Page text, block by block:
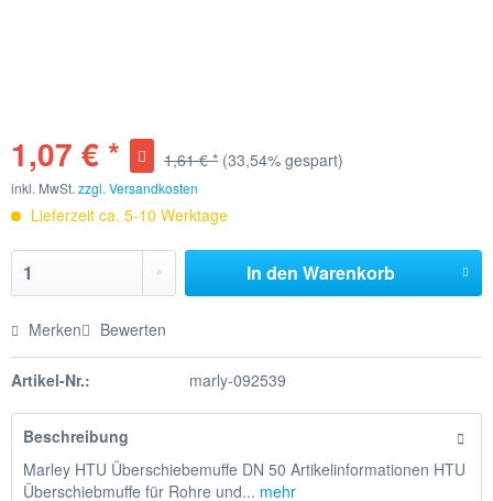
1,07 € * 1,61 € * (33,54% gespart)
inkl. MwSt. zzgl. Versandkosten
Lieferzeit ca. 5-10 Werktage
In den Warenkorb
Merken Bewerten
Artikel-Nr.: marly-092539
Beschreibung
Marley HTU Überschiebemuffe DN 50 Artikelinformationen HTU
Überschiebmuffe für Rohre und... mehr